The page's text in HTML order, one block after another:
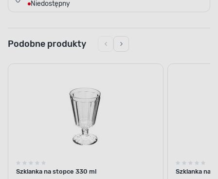
Niedostępny
Podobne produkty
Szklanka na stopce 330 ml Szklanka na